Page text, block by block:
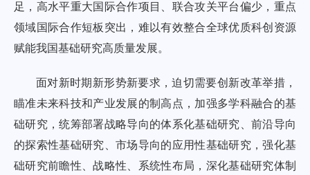
足，高水平重大国际合作项目、联合攻关平台偏少，重点
领域国际合作短板突出，难以有效整合全球优质科创资源
赋能我国基础研究高质量发展。
面对新时期新形势新要求，迫切需要创新改革举措，
瞄准未来科技和产业发展的制高点，加强多学科融合的基
础研究，统筹部署战略导向的体系化基础研究、前沿导向
的探索性基础研究、市场导向的应用性基础研究，强化基
础研究前瞻性、战略性、系统性布局，深化基础研究体制